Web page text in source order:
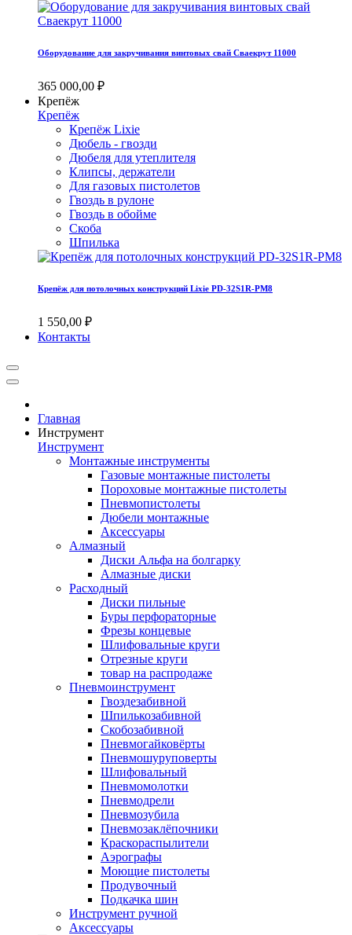
Оборудование для закручивания винтовых свай Сваекрут 11000
365 000,00 ₽
Крепёж
Крепёж
Крепёж Lixie
Дюбель - гвозди
Дюбеля для утеплителя
Клипсы, держатели
Для газовых пистолетов
Гвоздь в рулоне
Гвоздь в обойме
Скоба
Шпилька
Крепёж для потолочных конструкций Lixie PD-32S1R-PM8
1 550,00 ₽
Контакты
Главная
Инструмент
Инструмент
Монтажные инструменты
Газовые монтажные пистолеты
Пороховые монтажные пистолеты
Пневмопистолеты
Дюбели монтажные
Аксессуары
Алмазный
Диски Альфа на болгарку
Алмазные диски
Расходный
Диски пильные
Буры перфораторные
Фрезы концевые
Шлифовальные круги
Отрезные круги
товар на распродаже
Пневмоинструмент
Гвоздезабивной
Шпилькозабивной
Скобозабивной
Пневмогайковёрты
Пневмошуруповерты
Шлифовальный
Пневмомолотки
Пневмодрели
Пневмозубила
Пневмозаклёпочники
Краскораспылители
Аэрографы
Моющие пистолеты
Продувочный
Подкачка шин
Инструмент ручной
Аксессуары